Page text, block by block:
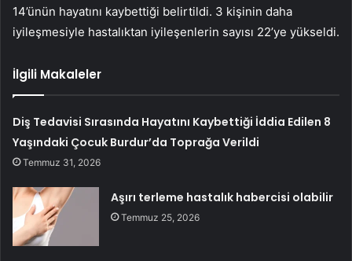
14’ünün hayatını kaybettiği belirtildi. 3 kişinin daha
iyileşmesiyle hastalıktan iyileşenlerin sayısı 22’ye yükseldi.
İlgili Makaleler
Diş Tedavisi Sırasında Hayatını Kaybettiği İddia Edilen 8
Yaşındaki Çocuk Burdur’da Toprağa Verildi
Temmuz 31, 2026
Aşırı terleme hastalık habercisi olabilir
Temmuz 25, 2026